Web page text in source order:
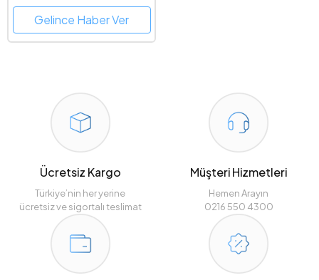
Gelince Haber Ver
Ücretsiz Kargo
Türkiye’nin her yerine
ücretsiz ve sigortalı teslimat
Müşteri Hizmetleri
Hemen Arayın
0216 550 4300